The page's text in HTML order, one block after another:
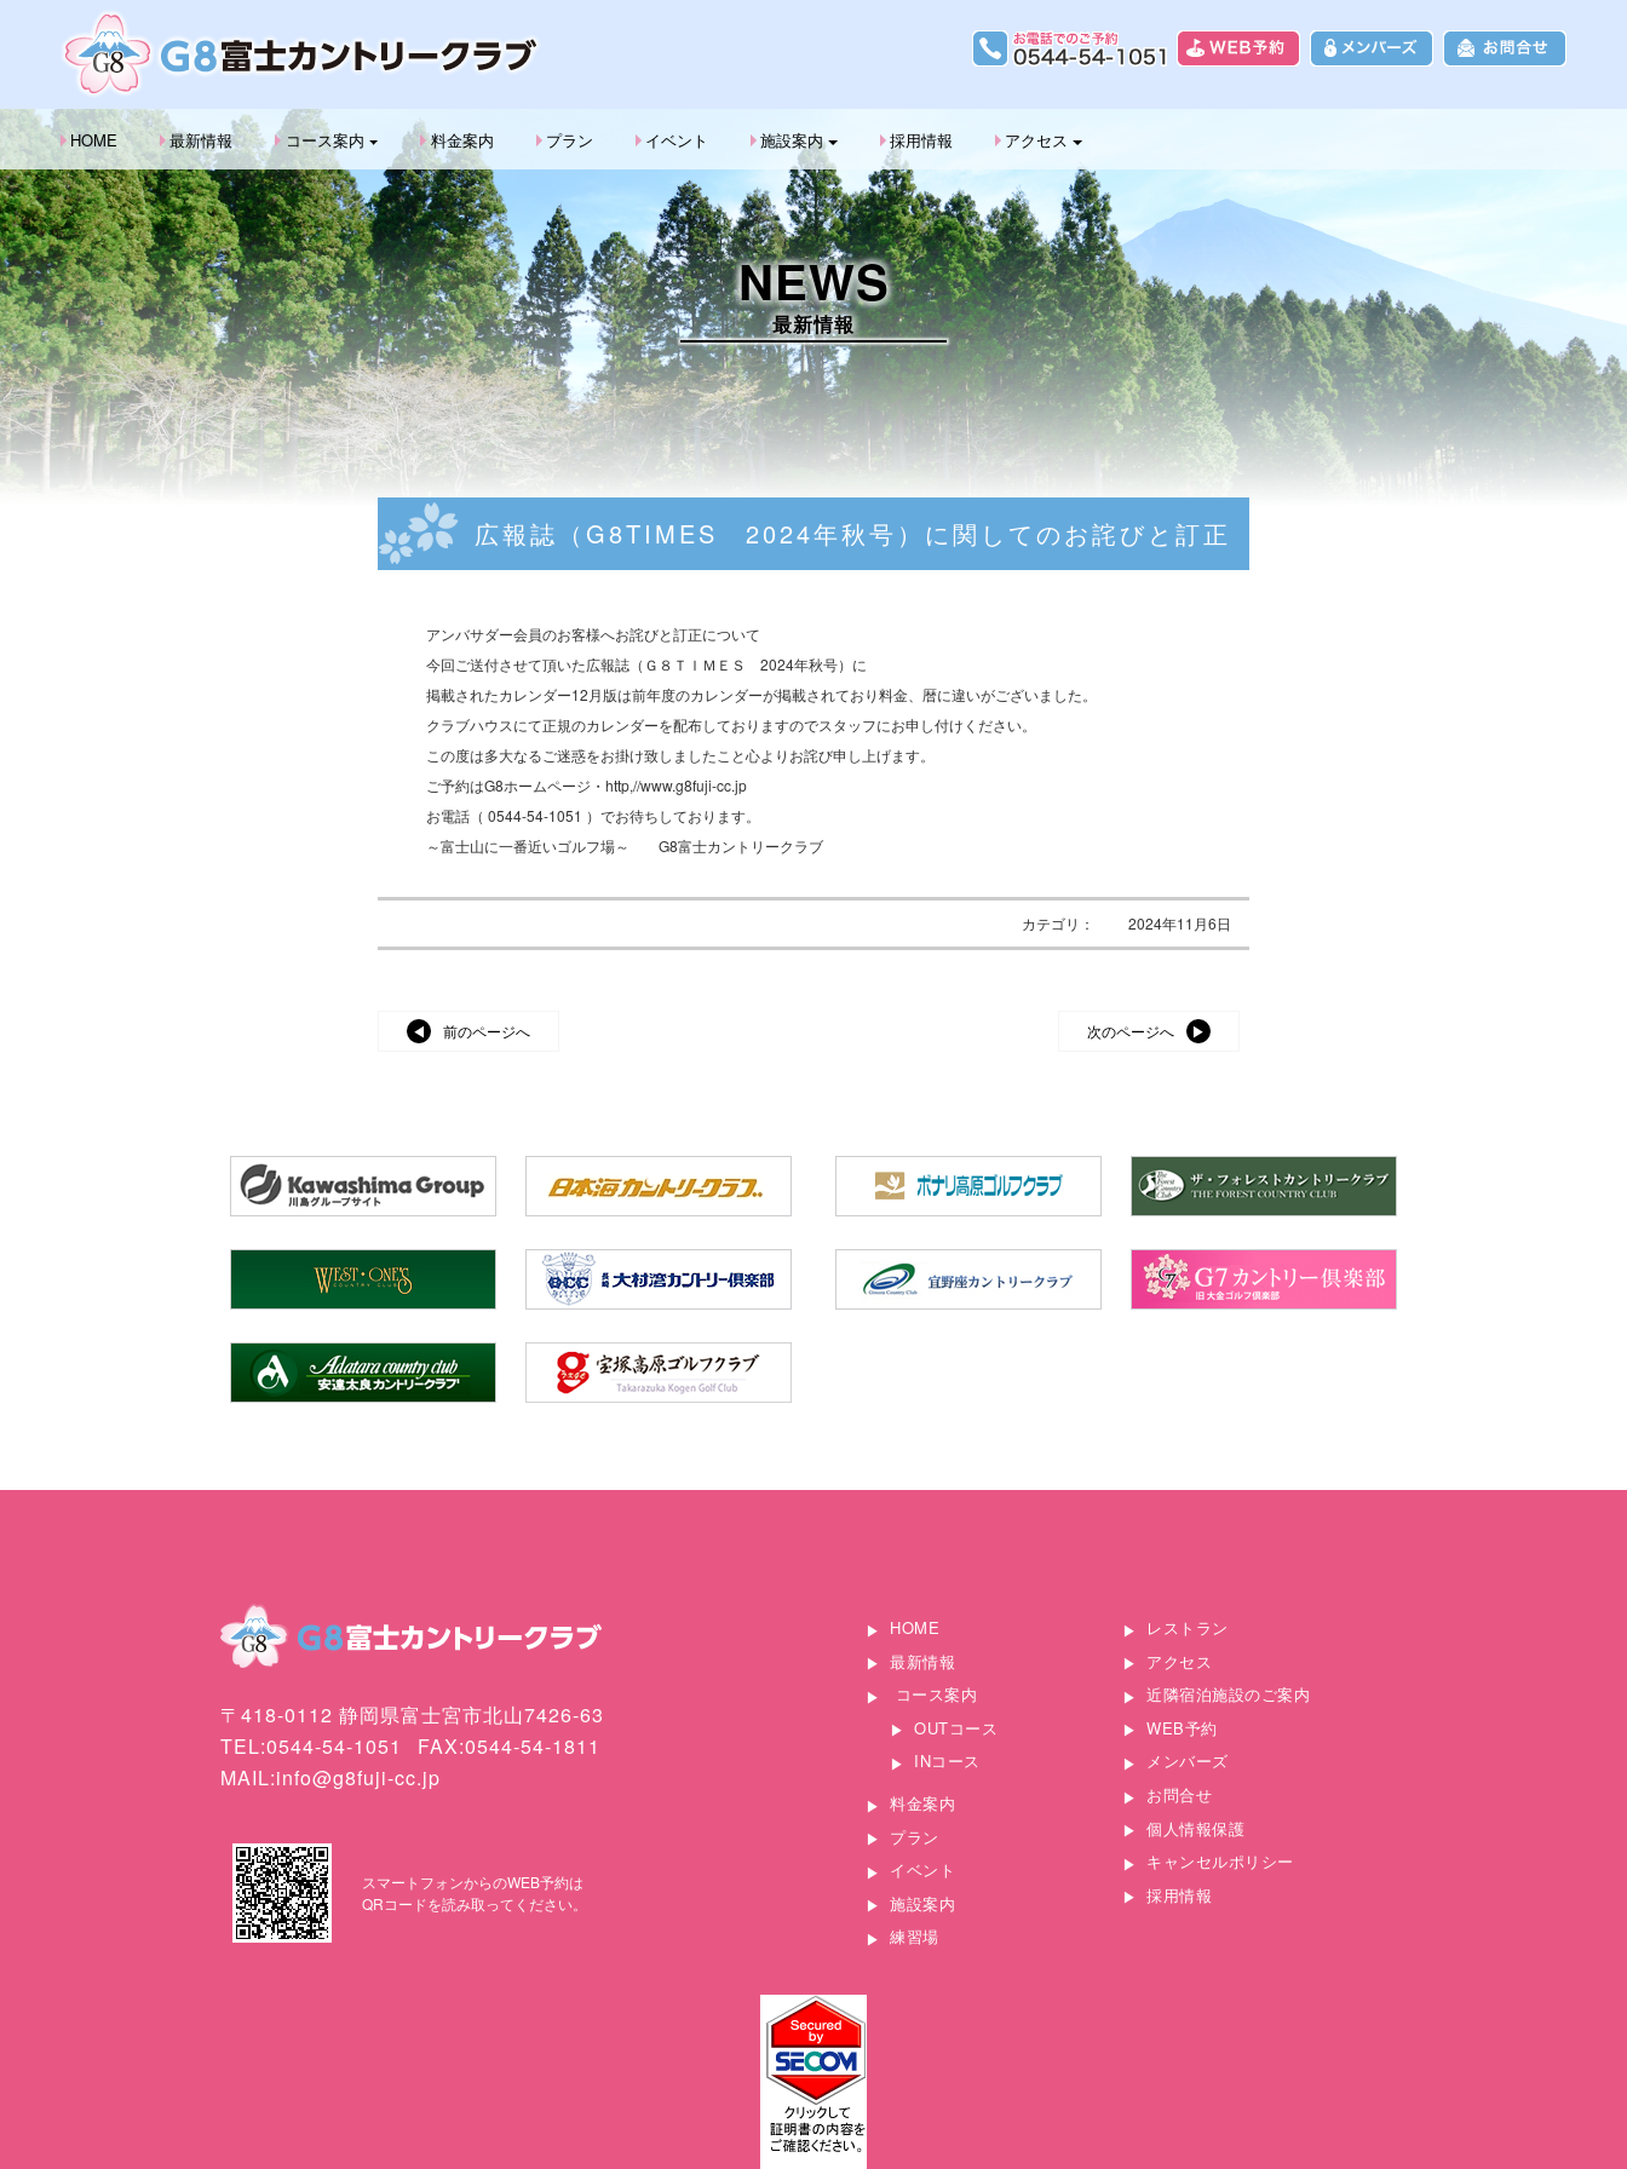
G8富士カントリークラブ｜富士山に一番近
HOME 最新情報 コース案内 料金案内 プラン イベント 施設案内 採用情報 アクセス
NEWS
最新情報
広報誌（G8TIMES 2024年秋号）に関してのお詫びと訂正
アンバサダー会員のお客様へお詫びと訂正について
今回ご送付させて頂いた広報誌（Ｇ８ＴＩＭＥＳ 2024年秋号）に
掲載されたカレンダー12月版は前年度のカレンダーが掲載されており料金、暦に違いがございました。
クラブハウスにて正規のカレンダーを配布しておりますのでスタッフにお申し付けください。
この度は多大なるご迷惑をお掛け致しましたこと心よりお詫び申し上げます。
ご予約はG8ホームページ・http,//www.g8fuji-cc.jp
お電話（ 0544-54-1051 ）でお待ちしております。
～富士山に一番近いゴルフ場～ G8富士カントリークラブ
カテゴリ： 2024年11月6日
前のページへ 次のページへ
〒418-0112 静岡県富士宮市北山7426-63
TEL:0544-54-1051
FAX:0544-54-1811
MAIL:info@g8fuji-cc.jp
スマートフォンからのWEB予約は
QRコードを読み取ってください。
HOME
最新情報
コース案内
OUTコース
INコース
料金案内
プラン
イベント
施設案内
練習場
レストラン
アクセス
近隣宿泊施設のご案内
WEB予約
メンバーズ
お問合せ
個人情報保護
キャンセルポリシー
採用情報